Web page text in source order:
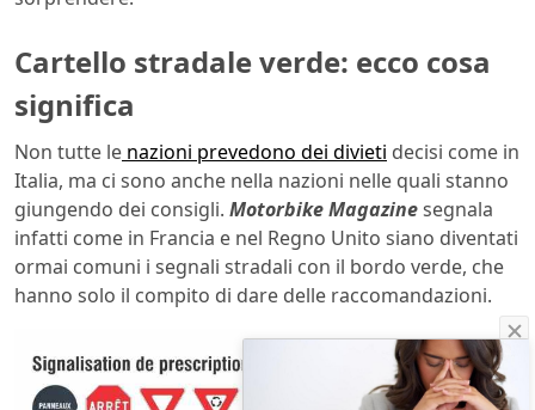
Cartello stradale verde: ecco cosa
significa
Non tutte le nazioni prevedono dei divieti decisi come in
Italia, ma ci sono anche nella nazioni nelle quali stanno
giungendo dei consigli. Motorbike Magazinesegnala
infatti come in Francia e nel Regno Unito siano diventati
ormai comuni i segnali stradali con il bordo verde, che
hanno solo il compito di dare delle raccomandazioni.